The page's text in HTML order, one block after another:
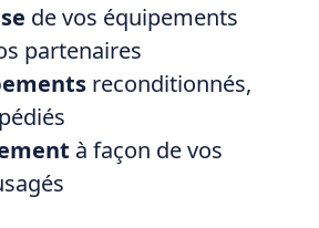
de vos équipements
partenaires
reconditionnés,
à façon de vos